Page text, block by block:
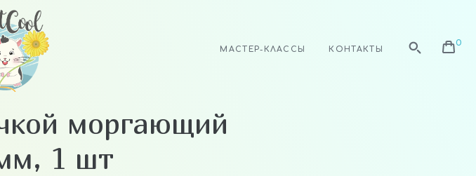
МАСТЕР-КЛАССЫ КОНТАКТЫ
моргающий
1 шт